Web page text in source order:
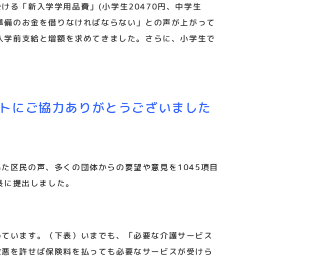
る「新入学学用品費」(小学生20470円、中学生
のお金を借りなければならない」との声が上がって
前支給と増額を求めてきました。さらに、小学生で
にご協力ありがとうございました
区民の声、多くの団体からの要望や意見を1045項目
提出しました。
います。（下表）いまでも、「必要な介護サービス
を許せば保険料を払っても必要なサービスが受けら